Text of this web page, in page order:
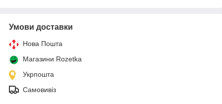
Умови доставки
Нова Пошта
Магазини Rozetka
Укрпошта
Самовивіз